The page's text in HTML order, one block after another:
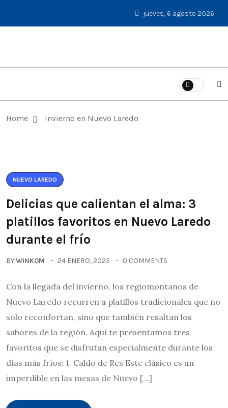
jueves, 6 agosto 2026
Home Invierno en Nuevo Laredo
NUEVO LAREDO
Delicias que calientan el alma: 3
platillos favoritos en Nuevo Laredo
durante el frío
BYWINK0M 24 ENERO, 2025 0 COMMENTS
Con la llegada del invierno, los regiomontanos de
Nuevo Laredo recurren a platillos tradicionales que no
solo reconfortan, sino que también resaltan los
sabores de la región. Aquí te presentamos tres
favoritos que se disfrutan especialmente durante los
días más fríos: 1. Caldo de Res Este clásico es un
imperdible en las mesas de Nuevo […]